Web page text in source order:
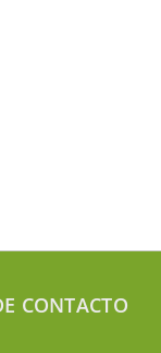
CONTACTO